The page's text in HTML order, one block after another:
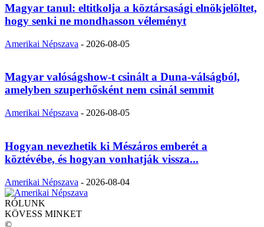
Magyar tanul: eltitkolja a köztársasági elnökjelöltet,
hogy senki ne mondhasson véleményt
Amerikai Népszava - 2026-08-05
Magyar valóságshow-t csinált a Duna-válságból,
amelyben szuperhősként nem csinál semmit
Amerikai Népszava - 2026-08-05
Hogyan nevezhetik ki Mészáros emberét a
köztévébe, és hogyan vonhatják vissza...
Amerikai Népszava - 2026-08-04
RÓLUNK
KÖVESS MINKET
©